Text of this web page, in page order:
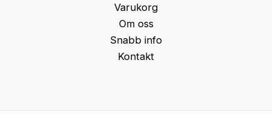
Varukorg
Om oss
Snabb info
Kontakt